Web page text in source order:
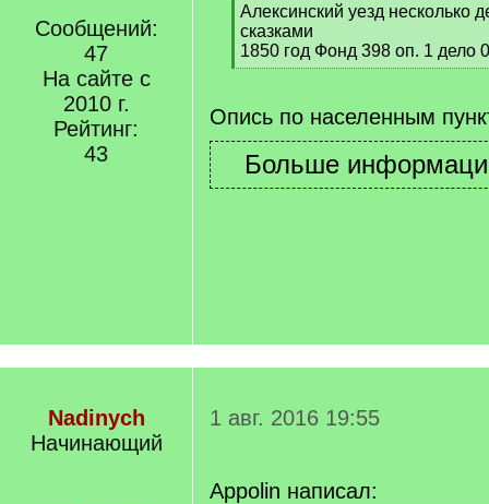
Сообщений:
47
На сайте с
2010 г.
Рейтинг:
43
[
q
]
Алексинский уезд несколько
сказками
1850 год Фонд 398 оп. 1 дело
[
q
]
Опись по населенным
Nadinych
Начинающий
1 авг. 2016 19:55
Appolin написал: